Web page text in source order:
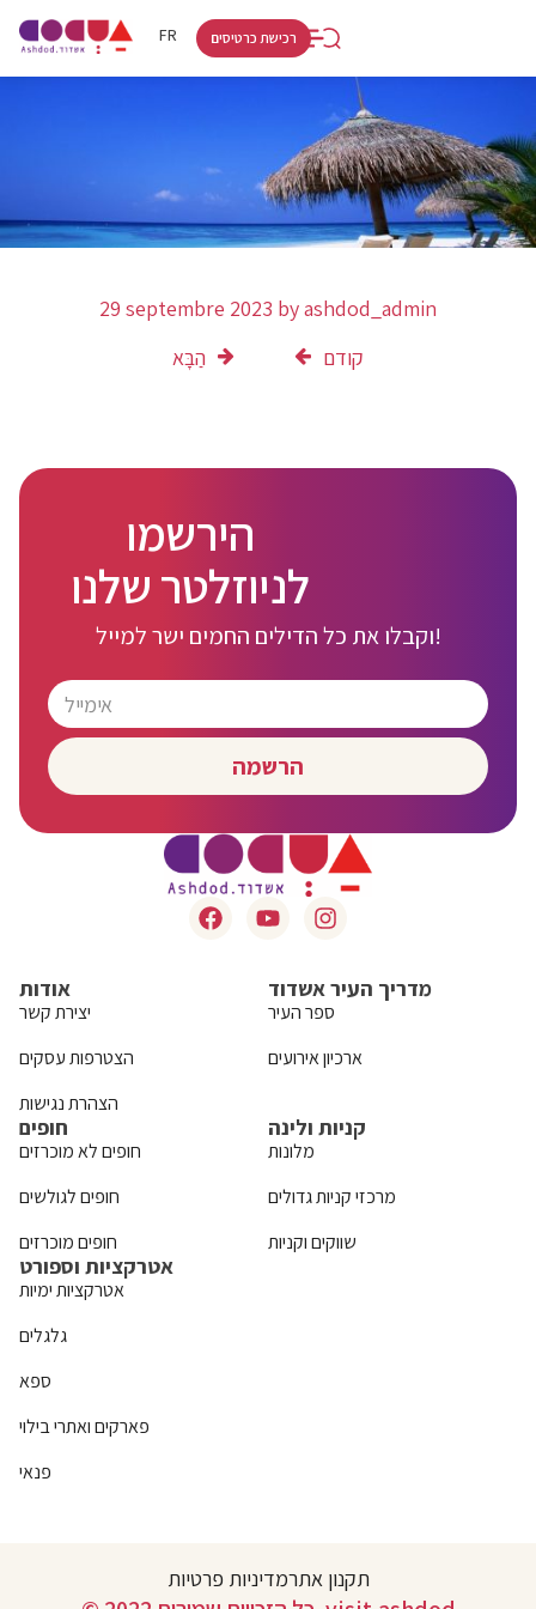
FR
HE
רכישת כרטיסים
29 septembre 2023 byashdod_admin
קודם
הַבָּא
הירשמו
לניוזלטר שלנו
וקבלו את כל הדילים החמים ישר למייל!
הרשמה
אודות
יצירת קשר
הצטרפות עסקים
הצהרת נגישות
מדריך העיר אשדוד
ספר העיר
ארכיון אירועים
חופים
חופים לא מוכרזים
חופים לגולשים
חופים מוכרזים
קניות ולינה
מלונות
מרכזי קניות גדולים
שווקים וקניות
אטרקציות וספורט
אטרקציות ימיות
גלגלים
ספא
פארקים ואתרי בילוי
פנאי
מדיניות פרטיותתקנון אתר